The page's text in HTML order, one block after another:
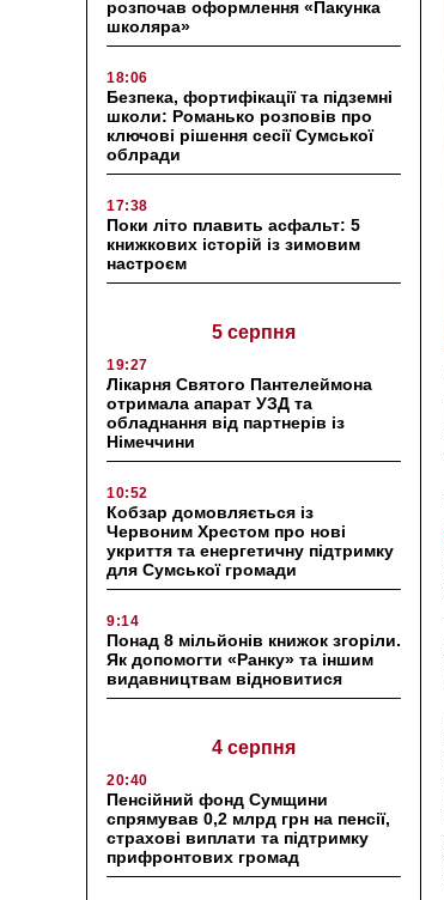
розпочав оформлення «Пакунка
школяра»
18:06
Безпека, фортифікації та підземні
школи: Романько розповів про
ключові рішення сесії Сумської
облради
17:38
Поки літо плавить асфальт: 5
книжкових історій із зимовим
настроєм
5 серпня
19:27
Лікарня Святого Пантелеймона
отримала апарат УЗД та
обладнання від партнерів із
Німеччини
10:52
Кобзар домовляється із
Червоним Хрестом про нові
укриття та енергетичну підтримку
для Сумської громади
9:14
Понад 8 мільйонів книжок згоріли.
Як допомогти «Ранку» та іншим
видавництвам відновитися
4 серпня
20:40
Пенсійний фонд Сумщини
спрямував 0,2 млрд грн на пенсії,
страхові виплати та підтримку
прифронтових громад